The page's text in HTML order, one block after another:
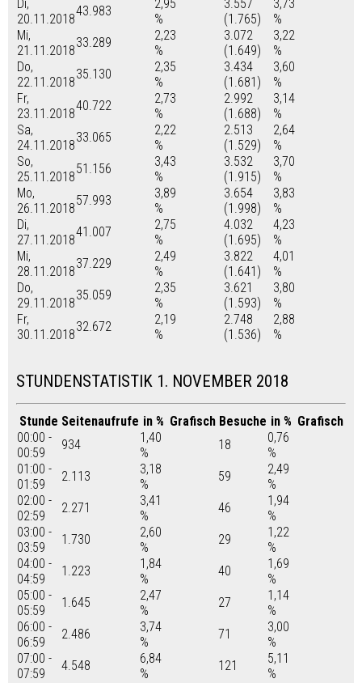
Di,
20.11.2018
43.983
2,95
%
3.557
(1.765)
3,73
%
Mi,
21.11.2018
33.289
2,23
%
3.072
(1.649)
3,22
%
Do,
22.11.2018
35.130
2,35
%
3.434
(1.681)
3,60
%
Fr,
23.11.2018
40.722
2,73
%
2.992
(1.688)
3,14
%
Sa,
24.11.2018
33.065
2,22
%
2.513
(1.529)
2,64
%
So,
25.11.2018
51.156
3,43
%
3.532
(1.915)
3,70
%
Mo,
26.11.2018
57.993
3,89
%
3.654
(1.998)
3,83
%
Di,
27.11.2018
41.007
2,75
%
4.032
(1.695)
4,23
%
Mi,
28.11.2018
37.229
2,49
%
3.822
(1.641)
4,01
%
Do,
29.11.2018
35.059
2,35
%
3.621
(1.593)
3,80
%
Fr,
30.11.2018
32.672
2,19
%
2.748
(1.536)
2,88
%
STUNDENSTATISTIK 1. NOVEMBER 2018
Stunde Seitenaufrufe in % Grafisch Besuche in % Grafisch
00:00 -
00:59
934
1,40
%
18
0,76
%
01:00 -
01:59
2.113
3,18
%
59
2,49
%
02:00 -
02:59
2.271
3,41
%
46
1,94
%
03:00 -
03:59
1.730
2,60
%
29
1,22
%
04:00 -
04:59
1.223
1,84
%
40
1,69
%
05:00 -
05:59
1.645
2,47
%
27
1,14
%
06:00 -
06:59
2.486
3,74
%
71
3,00
%
07:00 -
07:59
4.548
6,84
%
121
5,11
%